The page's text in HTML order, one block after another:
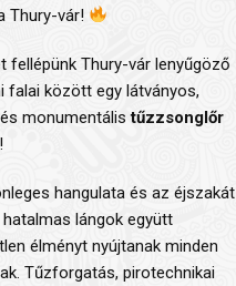
Thury-vár!
fellépünk Thury-vár lenyűgöző
falai között egy látványos,
monumentálistűzzsonglőr
!
hangulata és az éjszakát
lángok együtt
élményt nyújtanak minden
Tűzforgatás, pirotechnikai